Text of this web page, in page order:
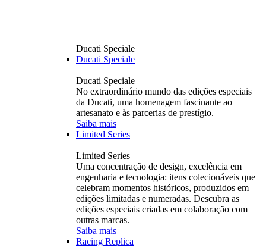
Ducati Speciale
Ducati Speciale
Ducati Speciale
No extraordinário mundo das edições especiais
da Ducati, uma homenagem fascinante ao
artesanato e às parcerias de prestígio.
Saiba mais
Limited Series
Limited Series
Uma concentração de design, excelência em
engenharia e tecnologia: itens colecionáveis ​​que
celebram momentos históricos, produzidos em
edições limitadas e numeradas. Descubra as
edições especiais criadas em colaboração com
outras marcas.
Saiba mais
Racing Replica